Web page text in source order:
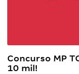
Concurso MP
10 mil!